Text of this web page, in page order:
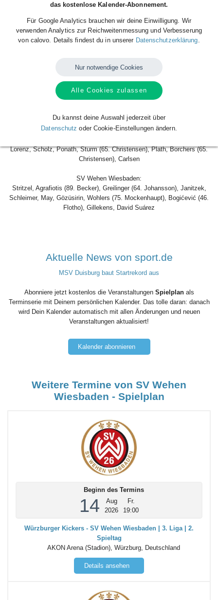
20
Sep
Sa.
Ende der Veranstaltung
20
Sep
Sa.
Ort der Veranstaltung
Audi Sportpark (Stadion), Ingolstadt, Deutschland
FC Ingolstadt 04 0:0 (0:0) SV Wehen Wiesbaden
FC Ingolstadt 04:
Lorenz, Scholz, Ponath, Sturm (65. Christensen), Plath, Borchers (65.
Christensen), Carlsen
SV Wehen Wiesbaden:
Stritzel, Agrafiotis (89. Becker), Greilinger (64. Johansson), Janitzek,
Schleimer, May, Gözüsirin, Wohlers (75. Mockenhaupt), Bogićević (46.
Flotho), Gillekens, David Suárez
Aktuelle News von sport.de
MSV Duisburg baut Startrekord aus
Abonniere jetzt kostenlos die Veranstaltungen Spielplanals
Terminserie mit Deinem persönlichen Kalender. Das tolle daran: danach
wird Dein Kalender automatisch mit allen Änderungen und neuen
Veranstaltungen aktualisiert!
Kalender abonnieren
Weitere Termine von SV Wehen
Wiesbaden - Spielplan
Beginn des Termins
14
Aug
2026
Fr.
19:00
Würzburger Kickers - SV Wehen Wiesbaden | 3. Liga | 2.
Spieltag
AKON Arena (Stadion), Würzburg, Deutschland
Details ansehen
das kostenlose Kalender-Abonnement.
Für Google Analytics brauchen wir deine Einwilligung. Wir
verwenden Analytics zur Reichweitenmessung und Verbesserung
von calovo. Details findest du in unserer Datenschutzerklärung.
Nur notwendige Cookies
Alle Cookies zulassen
Du kannst deine Auswahl jederzeit über
Datenschutz oder Cookie-Einstellungen ändern.